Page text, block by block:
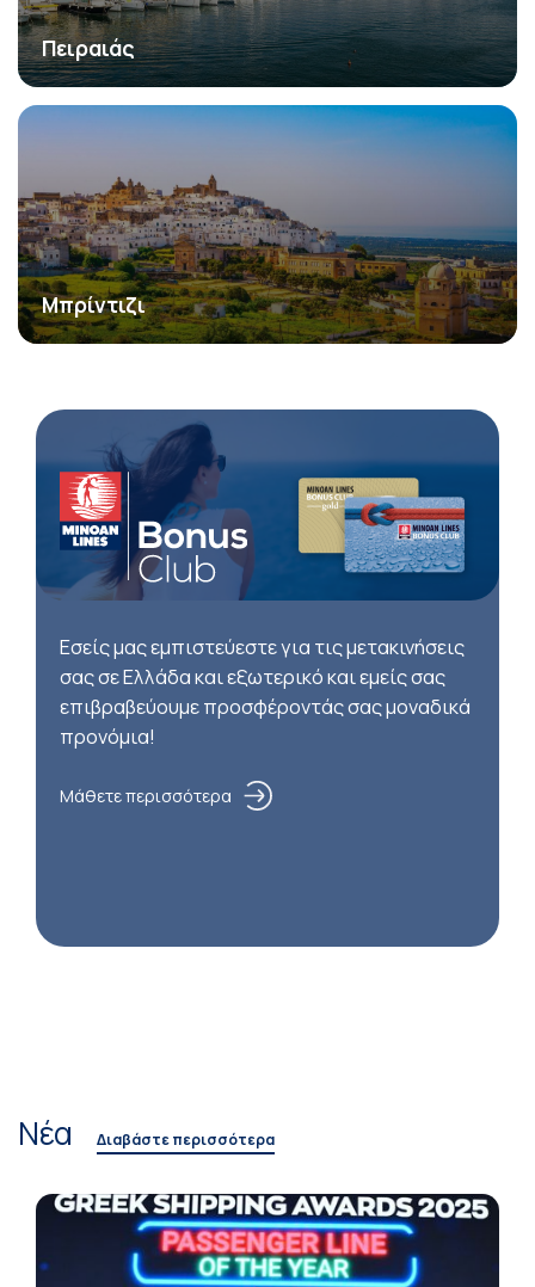
Πειραιάς
Μπρίντιζι
Εσείς μας εμπιστεύεστε για τις μετακινήσεις
σας σε Ελλάδα και εξωτερικό και εμείς σας
επιβραβεύουμε προσφέροντάς σας μοναδικά
προνόμια!
Μάθετε περισσότερα
Νέα Διαβάστε περισσότερα